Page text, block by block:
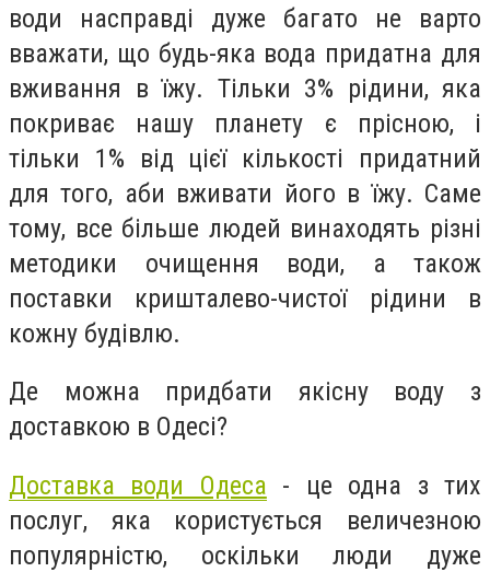
води насправді дуже багато не варто
вважати, що будь-яка вода придатна для
вживання в їжу. Тільки 3% рідини, яка
покриває нашу планету є прісною, і
тільки 1% від цієї кількості придатний
для того, аби вживати його в їжу. Саме
тому, все більше людей винаходять різні
методики очищення води, а також
поставки кришталево-чистої рідини в
кожну будівлю.
Де можна придбати якісну воду з
доставкою в Одесі?
Доставка води Одеса - це одна з тих
послуг, яка користується величезною
популярністю, оскільки люди дуже